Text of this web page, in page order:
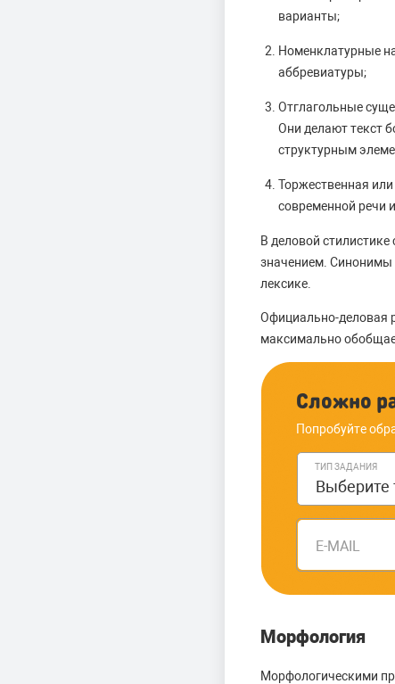
варианты;
Номенклатурные
аббревиатуры;
Отглагольные
Они делают текст
структурным
Торжественная
современной речи
В деловой
значением. Синонимы
лексике.
Официально-деловая
максимально
Сложно
Попробуйте
ТИП ЗАДАНИЯ
E-MAIL
Морфология
Морфологическими